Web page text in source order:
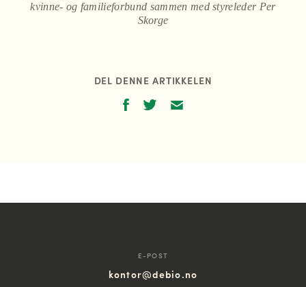
kvinne- og familieforbund sammen med styreleder Per
Skorge
DEL DENNE ARTIKKELEN
E-POST
kontor@debio.no